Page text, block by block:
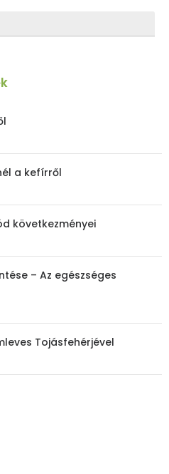
a kefírről
következményei
– Az egészséges
Tojásfehérjével